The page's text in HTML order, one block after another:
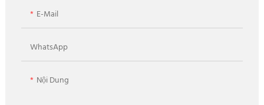
E-Mail
WhatsApp
Nội Dung